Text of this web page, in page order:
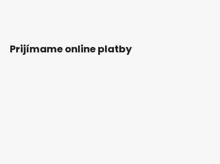
Prijímame online platby